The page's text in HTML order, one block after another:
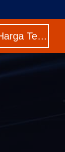
Dapatkan Harga Terbaik